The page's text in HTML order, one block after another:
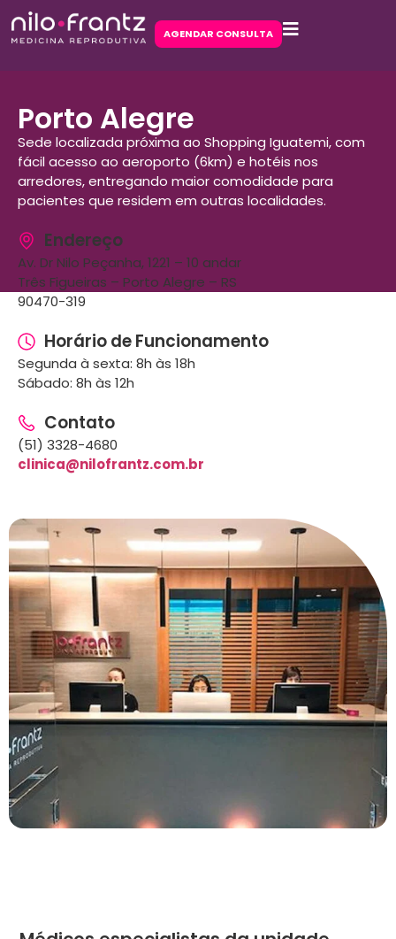
AGENDAR CONSULTA
Porto Alegre
Sede localizada próxima ao Shopping Iguatemi, com
fácil acesso ao aeroporto (6km) e hotéis nos
arredores, entregando maior comodidade para
pacientes que residem em outras localidades.
Endereço
Av. Dr Nilo Peçanha, 1221 – 10 andar
Três Figueiras – Porto Alegre – RS
90470-319
Horário de Funcionamento
Segunda à sexta: 8h às 18h
Sábado: 8h às 12h
Contato
(51) 3328-4680
clinica@nilofrantz.com.br